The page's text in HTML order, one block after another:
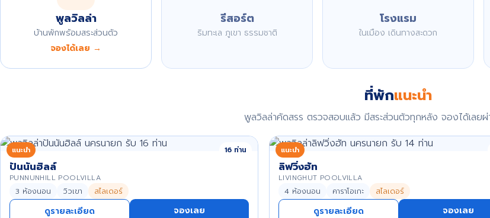
พูลวิลล่า
บ้านพักพร้อมสระส่วนตัว
จองได้เลย →
รีสอร์ต
ริมทะเล ภูเขา ธรรมชาติ
โรงแรม
ในเมือง เดินทางสะดวก
ที่พักแนะนำ
พูลวิลล่าคัดสรร ตรวจสอบแล้ว มีสระส่วนตัวทุกหลัง จองได้เลย
แนะนำ 16 ท่าน
ปันนันฮิลล์
PUNNUNHILL POOLVILLA
3 ห้องนอน วิวเขา สไลเดอร์
ดูรายละเอียด จองเลย
แนะนำ
ลิฟวิ่งฮัท
LIVINGHUT POOLVILLA
4 ห้องนอน คาราโอเกะ สไลเดอร์
ดูรายละเอียด จองเลย